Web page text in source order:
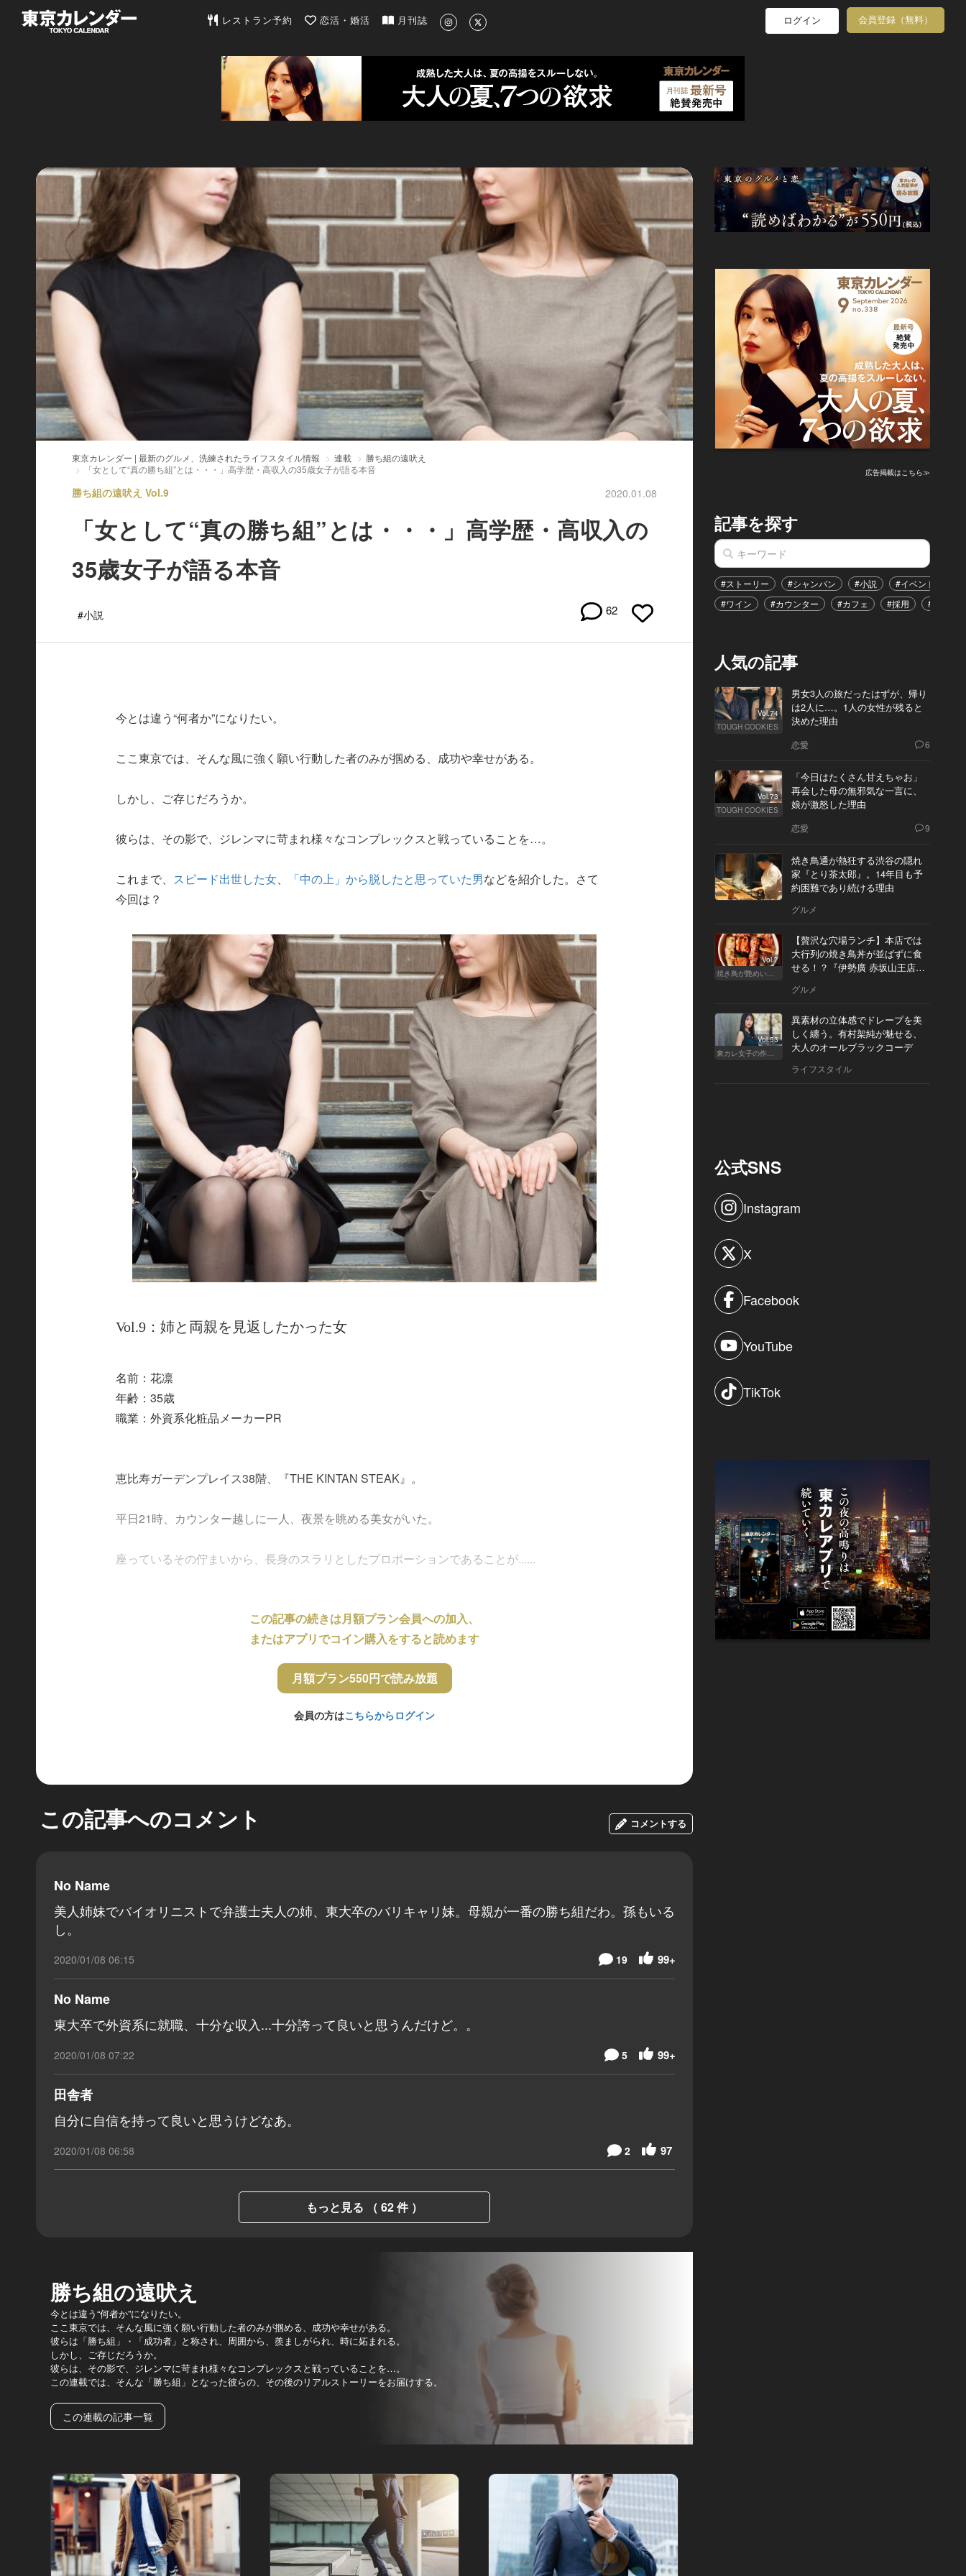
東京カレンダー | 最新のグルメ、洗練されたライフスタイル情報
レストラン予約 恋活・婚活 月刊誌 ログイン 会員登録（無料）
東京カレンダー | 最新のグルメ、洗練されたライフスタイル情報 連載
勝ち組の遠吠え
「女として“真の勝ち組”とは・・・」高学歴・高収入の35歳女子が語る本音
勝ち組の遠吠え Vol.9 2020.01.08
「女として“真の勝ち組”とは・・・」高学歴・高収入の
35歳女子が語る本音
#小説 62
今とは違う“何者か”になりたい。
ここ東京では、そんな風に強く願い行動した者のみが掴める、成功や幸せがある。
しかし、ご存じだろうか。
彼らは、その影で、ジレンマに苛まれ様々なコンプレックスと戦っていることを…。
これまで、 スピード出世した女、 「中の上」から脱したと思っていた男などを紹介した。さて
今回は？
Vol.9：姉と両親を見返したかった女
名前：花凛
年齢：35歳
職業：外資系化粧品メーカーPR
恵比寿ガーデンプレイス38階、『THE KINTAN STEAK』。
平日21時、カウンター越しに一人、夜景を眺める美女がいた。
座っているその佇まいから、長身のスラリとしたプロポーションであることが......
この記事の続きは月額プラン会員への加入、
またはアプリでコイン購入をすると読めます
月額プラン550円で読み放題
会員の方はこちらからログイン
この記事へのコメント コメントする
No Name
美人姉妹でバイオリニストで弁護士夫人の姉、東大卒のバリキャリ妹。母親が一番の勝ち組だわ。孫もいる
し。
2020/01/08 06:15 99+
19
No Name
東大卒で外資系に就職、十分な収入...十分誇って良いと思うんだけど。。
2020/01/08 07:22 99+
5
田舎者
自分に自信を持って良いと思うけどなあ。
2020/01/08 06:58 97
2
もっと見る （ 62 件 ）
勝ち組の遠吠え
今とは違う“何者か”になりたい。
ここ東京では、そんな風に強く願い行動した者のみが掴める、成功や幸せがある。
彼らは「勝ち組」・「成功者」と称され、周囲から、羨ましがられ、時に妬まれる。
しかし、ご存じだろうか。
彼らは、その影で、ジレンマに苛まれ様々なコンプレックスと戦っていることを…。
この連載では、そんな「勝ち組」となった彼らの、その後のリアルストーリーをお届けする。
この連載の記事一覧
広告掲載はこちら≫
記事を探す
#ストーリー #シャンパン #小説 #イベント
#ワイン
#カウンター #カフェ #採用 #恋愛
人気の記事
Vol.74
TOUGH COOKIES
男女3人の旅だったはずが、帰り
は2人に…。1人の女性が残ると
決めた理由
恋愛 6
Vol.73
TOUGH COOKIES
「今日はたくさん甘えちゃお」
再会した母の無邪気な一言に、
娘が激怒した理由
恋愛 9
焼き鳥通が熱狂する渋谷の隠れ
家『とり茶太郎』。14年目も予
約困難であり続ける理由
グルメ
Vol.7
焼き鳥が艶めいてきた
【贅沢な穴場ランチ】本店では
大行列の焼き鳥丼が並ばずに食
せる！？『伊勢廣 赤坂山王店』
グルメ
Vol.53
東カレ女子の作り方
異素材の立体感でドレープを美
しく纏う。有村架純が魅せる、
大人のオールブラックコーデ
ライフスタイル
公式SNS
Instagram
X
Facebook
YouTube
TikTok